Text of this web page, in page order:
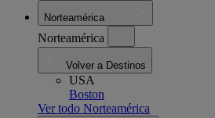
Norteamérica
Norteamérica
Volver a Destinos
USA
Boston
Ver todo Norteamérica